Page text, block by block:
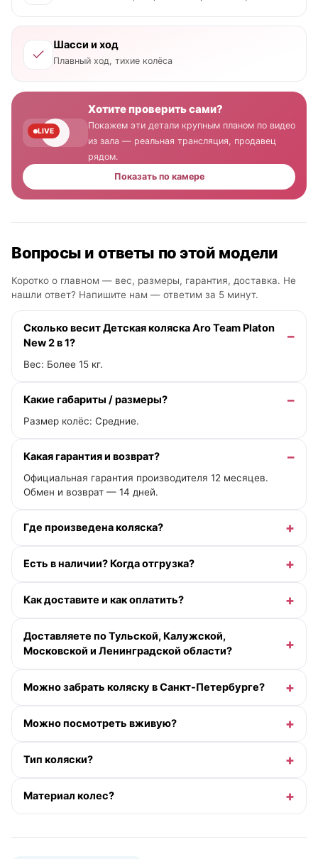
Шасси и ход
Плавный ход, тихие колёса
LIVE
Хотите проверить сами?
Покажем эти детали крупным планом по видео
из зала — реальная трансляция, продавец
рядом.
Показать по камере
Вопросы и ответы по этой модели
Коротко о главном — вес, размеры, гарантия, доставка. Не
нашли ответ? Напишите нам — ответим за 5 минут.
Сколько весит Детская коляска Aro Team Platon
New 2 в 1?
Вес: Более 15 кг.
Какие габариты / размеры?
Размер колёс: Средние.
Какая гарантия и возврат?
Официальная гарантия производителя 12 месяцев.
Обмен и возврат — 14 дней.
Где произведена коляска?
Есть в наличии? Когда отгрузка?
Как доставите и как оплатить?
Доставляете по Тульской, Калужской,
Московской и Ленинградской области?
Можно забрать коляску в Санкт-Петербурге?
Можно посмотреть вживую?
Тип коляски?
Материал колес?